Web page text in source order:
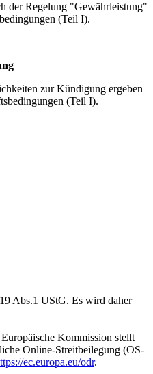
der Regelung "Gewährleistung"
(Teil I).
zur Kündigung ergeben
(Teil I).
Abs.1 UStG. Es wird daher
Kommission stellt
Online-Streitbeilegung (OS-
ec.europa.eu/odr.